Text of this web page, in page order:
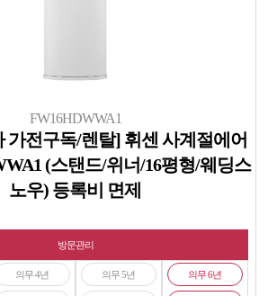
FW16HDWWA1
가전구독/렌탈] 휘센 사계절에어
(스탠드/위너/16평형/웨딩스
노우) 등록비 면제
방문관리
의무 4년 의무 5년 의무 6년